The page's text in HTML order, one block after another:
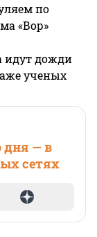
по
«Вор»
идут дожди
ученых
дня — в
сетях